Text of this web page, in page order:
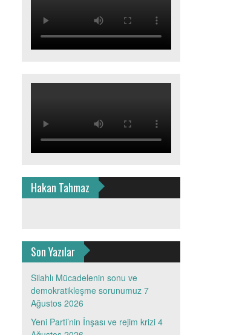
Hakan Tahmaz
Son Yazılar
Silahlı Mücadelenin sonu ve
demokratikleşme sorunumuz 7
Ağustos 2026
Yeni Parti’nin İnşası ve rejim krizi 4